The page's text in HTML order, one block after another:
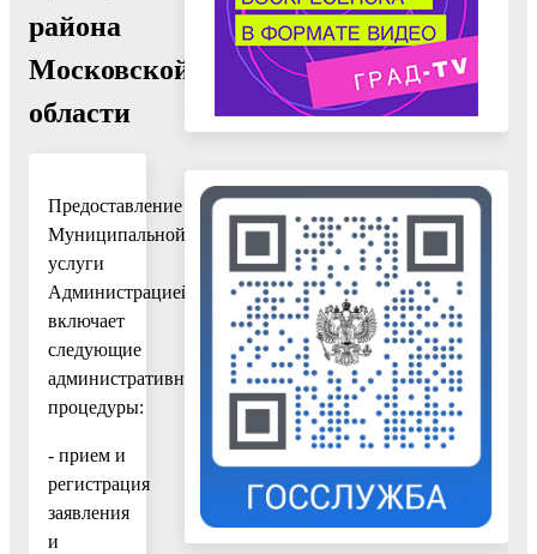
района
Московской
области
Предоставление
Муниципальной
услуги
Администрацией
включает
следующие
административные
процедуры:
- прием и
регистрация
заявления
и